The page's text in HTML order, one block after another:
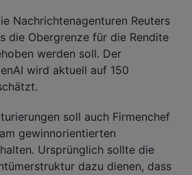
Nachrichtenagenturen Reuters
die Obergrenze für die Rendite
werden soll. Der
wird aktuell auf 150
soll auch Firmenchef
gewinnorientierten
Ursprünglich sollte die
dazu dienen, dass